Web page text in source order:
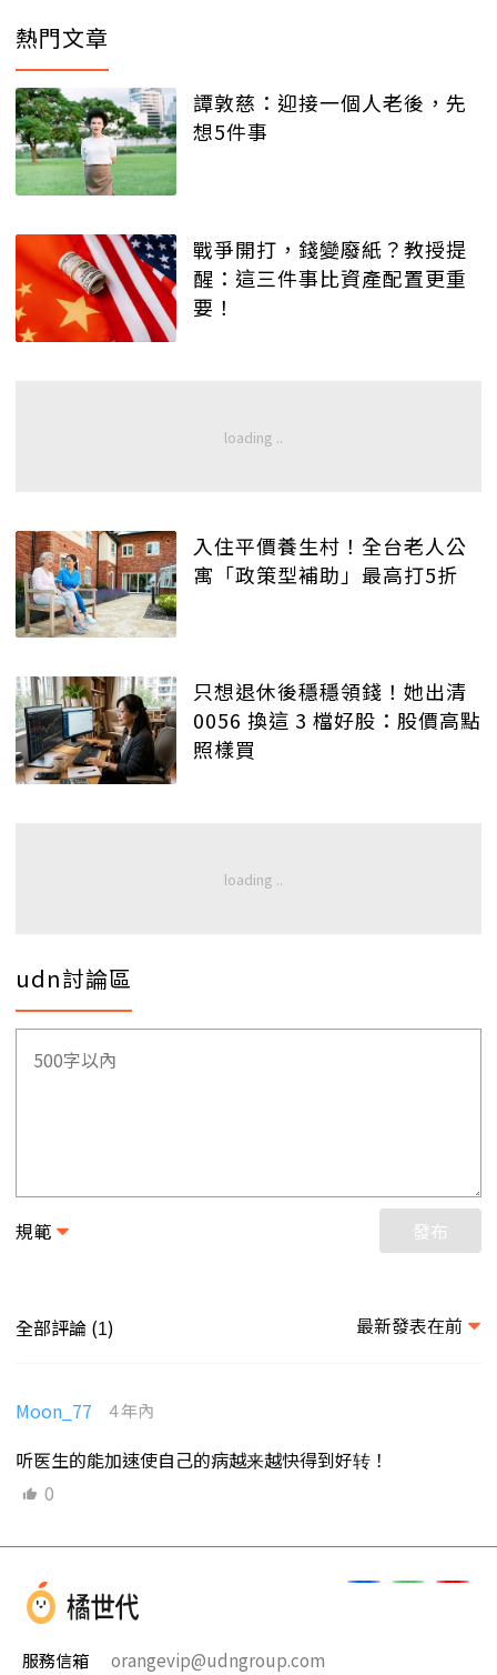
熱門文章
譚敦慈：迎接一個人老後，先
想5件事
戰爭開打，錢變廢紙？教授提
醒：這三件事比資產配置更重
要！
入住平價養生村！全台老人公
寓「政策型補助」最高打5折
只想退休後穩穩領錢！她出清
0056 換這 3 檔好股：股價高點
照樣買
udn討論區
規範 發布
全部評論 (1) 最新發表在前
Moon_77 4 年內
听医生的能加速使自己的病越来越快得到好转！
0
服務信箱 orangevip@udngroup.com